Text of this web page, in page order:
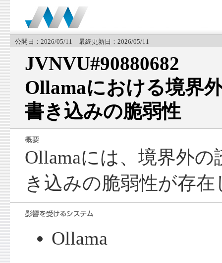
公開日：2026/05/11 最終更新日：2026/05/11
JVNVU#90880682
Ollamaにおける境界
書き込みの脆弱性
Ollamaには、境界外
き込みの脆弱性が存在
Ollama